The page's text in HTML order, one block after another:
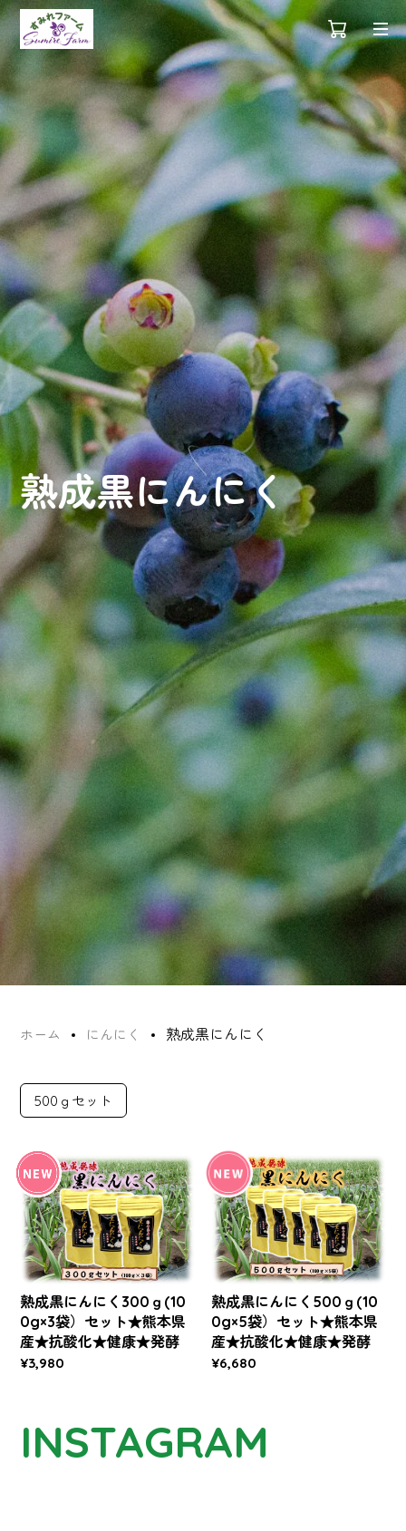
熟成黒にんにく
ホーム にんにく 熟成黒にんにく
500ｇセット
熟成黒にんにく300ｇ(10
0g×3袋）セット★熊本県
産★抗酸化★健康★発酵
¥3,980
熟成黒にんにく500ｇ(10
0g×5袋）セット★熊本県
産★抗酸化★健康★発酵
¥6,680
INSTAGRAM